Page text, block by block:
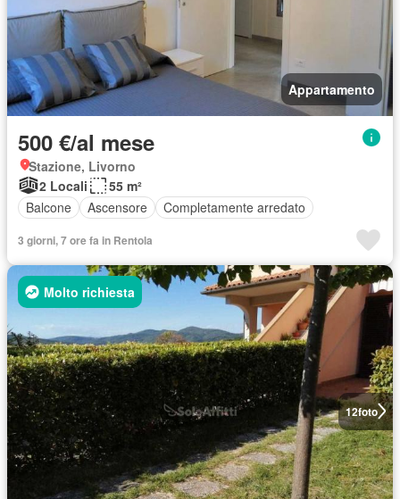
Appartamento
500 €/al mese
Stazione, Livorno
2 Locali
55 m²
Balcone
Ascensore Completamente arredato
3 giorni, 7 ore fa in Rentola
12foto
Molto richiesta